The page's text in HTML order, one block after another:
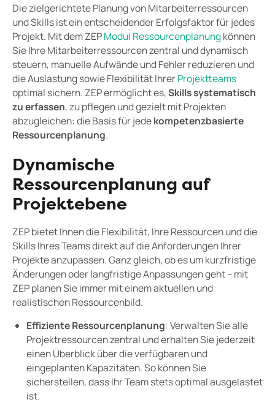
Die zielgerichtete Planung von Mitarbeiterressourcen
und Skills ist ein entscheidender Erfolgsfaktor für jedes
Projekt. Mit dem ZEPModul Ressourcenplanungkönnen
Sie Ihre Mitarbeiterressourcen zentral und dynamisch
steuern, manuelle Aufwände und Fehler reduzieren und
die Auslastung sowie Flexibilität IhrerProjektteams
optimal sichern. ZEP ermöglicht es,Skills systematisch
zu erfassen, zu pflegen und gezielt mit Projekten
abzugleichen: die Basis für jedekompetenzbasierte
Ressourcenplanung.
Dynamische
Ressourcenplanung auf
Projektebene
ZEP bietet Ihnen die Flexibilität, Ihre Ressourcen und die
Skills Ihres Teams direkt auf die Anforderungen Ihrer
Projekte anzupassen. Ganz gleich, ob es um kurzfristige
Änderungen oder langfristige Anpassungen geht – mit
ZEP planen Sie immer mit einem aktuellen und
realistischen Ressourcenbild.
Effiziente Ressourcenplanung: Verwalten Sie alle
Projektressourcen zentral und erhalten Sie jederzeit
einen Überblick über die verfügbaren und
eingeplanten Kapazitäten. So können Sie
sicherstellen, dass Ihr Team stets optimal ausgelastet
ist.